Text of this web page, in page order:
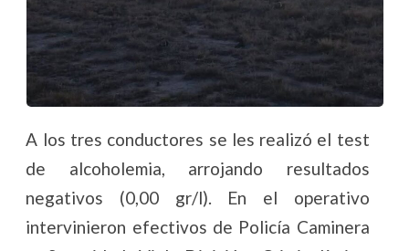
A los tres conductores se les realizó el test
de alcoholemia, arrojando resultados
negativos (0,00 gr/l). En el operativo
intervinieron efectivos de Policía Caminera